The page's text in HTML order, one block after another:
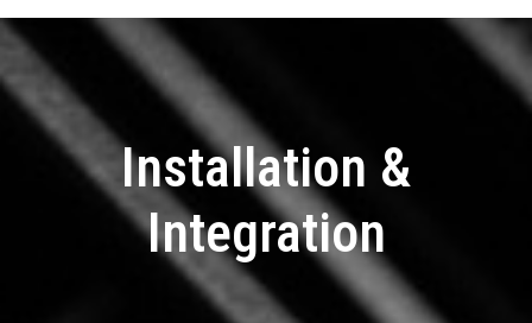
Installation &
Integration